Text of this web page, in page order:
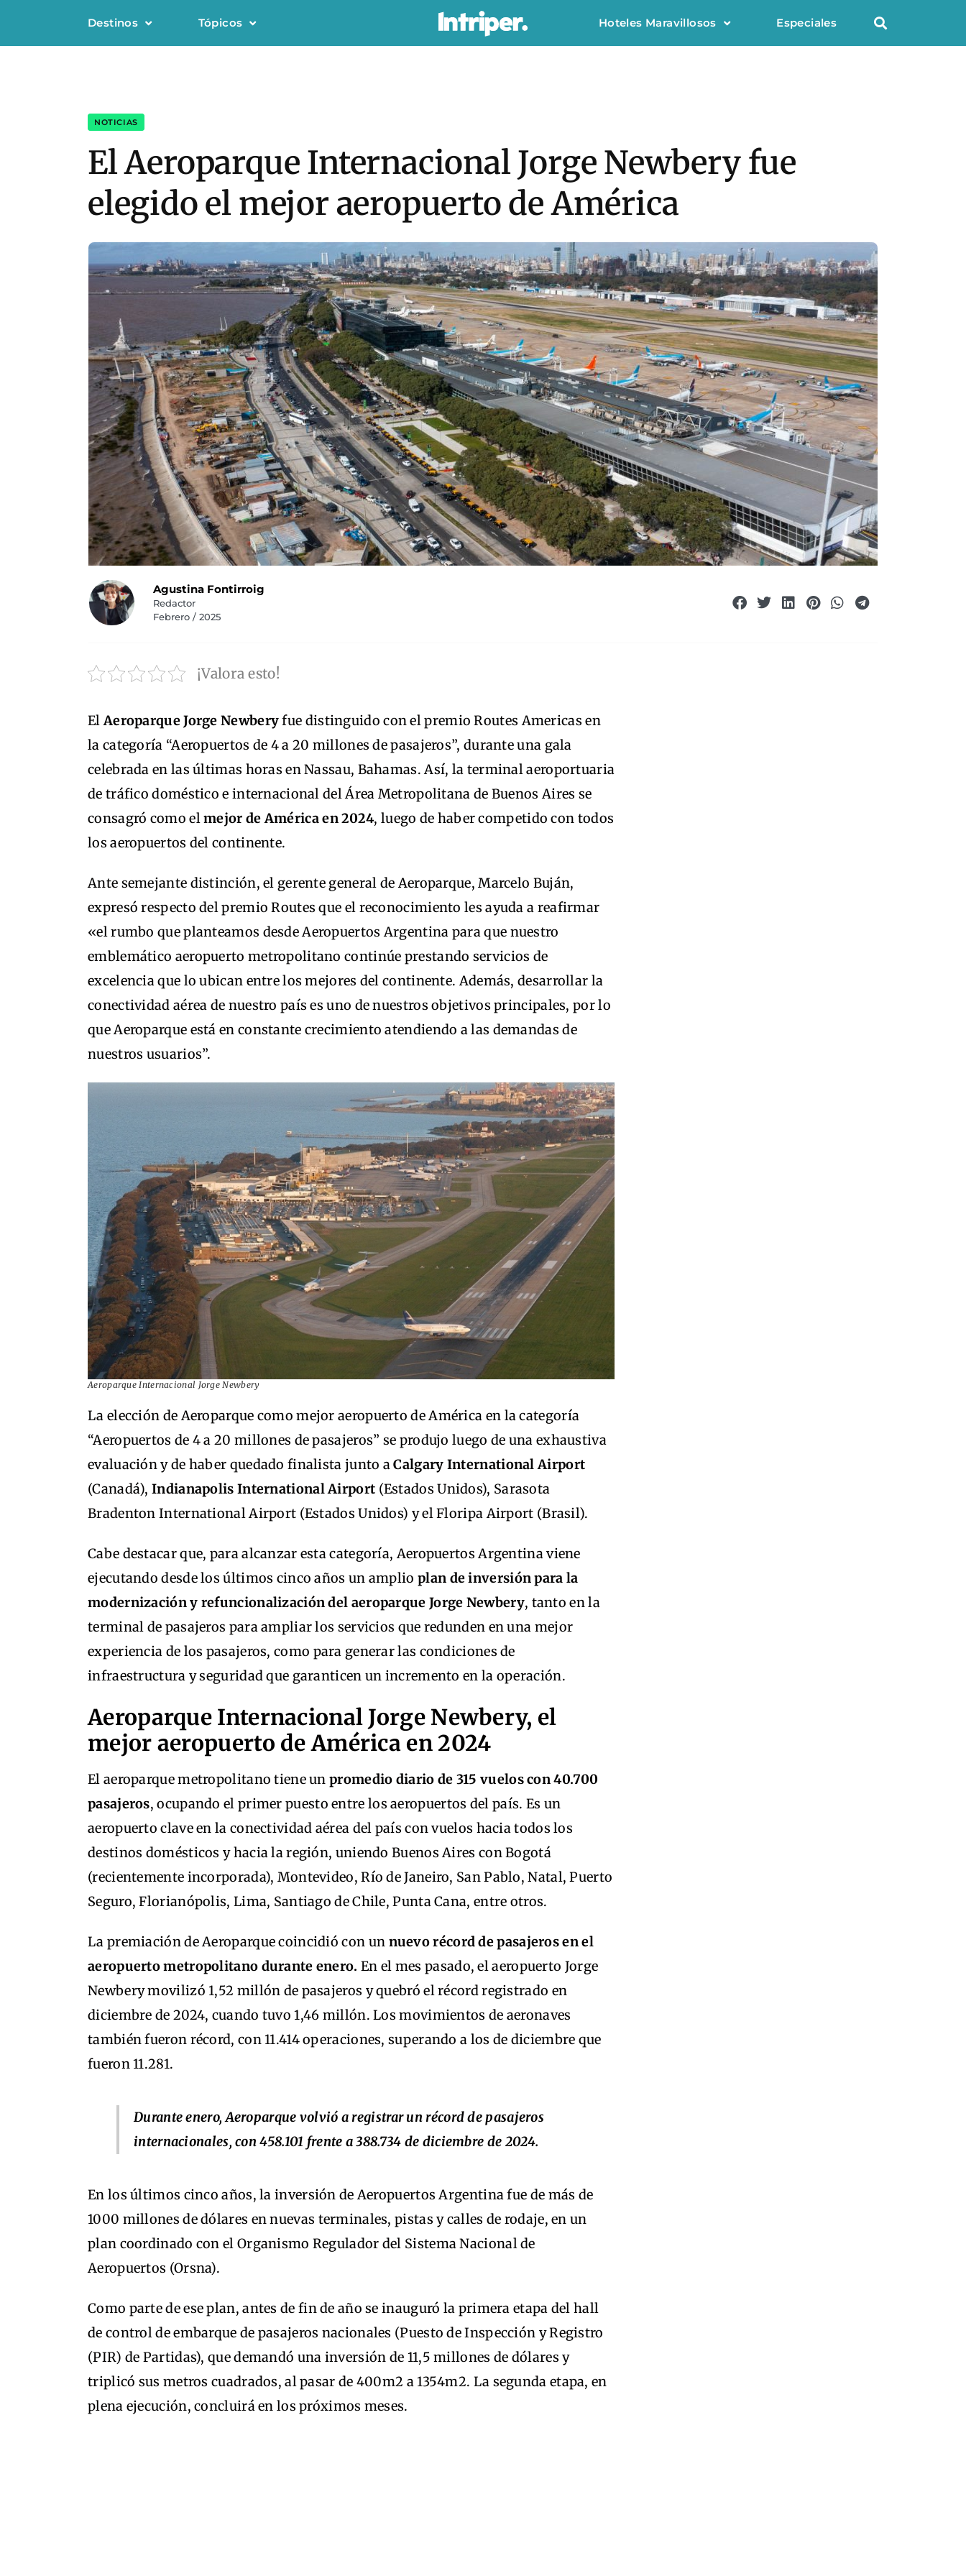
Destinos Tópicos Hoteles Maravillosos Especiales
NOTICIAS
El Aeroparque Internacional Jorge Newbery fue
elegido el mejor aeropuerto de América
Agustina Fontirroig
Redactor
Febrero / 2025
¡Valora esto!
ElAeroparque Jorge Newberyfue distinguido con el premio Routes Americas en
la categoría “Aeropuertos de 4 a 20 millones de pasajeros”, durante una gala
celebrada en las últimas horas en Nassau, Bahamas. Así, la terminal aeroportuaria
de tráfico doméstico e internacional del Área Metropolitana de Buenos Aires se
consagró como elmejor de América en 2024, luego de haber competido con todos
los aeropuertos del continente.
Ante semejante distinción, el gerente general de Aeroparque, Marcelo Buján,
expresó respecto del premio Routes que el reconocimiento les ayuda a reafirmar
«el rumbo que planteamos desde Aeropuertos Argentina para que nuestro
emblemático aeropuerto metropolitano continúe prestando servicios de
excelencia que lo ubican entre los mejores del continente. Además, desarrollar la
conectividad aérea de nuestro país es uno de nuestros objetivos principales, por lo
que Aeroparque está en constante crecimiento atendiendo a las demandas de
nuestros usuarios”.
Aeroparque Internacional Jorge Newbery
La elección de Aeroparque como mejor aeropuerto de América en la categoría
“Aeropuertos de 4 a 20 millones de pasajeros” se produjo luego de una exhaustiva
evaluación y de haber quedado finalista junto aCalgary International Airport
(Canadá),Indianapolis International Airport (Estados Unidos), Sarasota
Bradenton International Airport (Estados Unidos) y el Floripa Airport (Brasil).
Cabe destacar que, para alcanzar esta categoría, Aeropuertos Argentina viene
ejecutando desde los últimos cinco años un amplio plan de inversión para la
modernización y refuncionalización del aeroparque Jorge Newbery, tanto en la
terminal de pasajeros para ampliar los servicios que redunden en una mejor
experiencia de los pasajeros, como para generar las condiciones de
infraestructura y seguridad que garanticen un incremento en la operación.
Aeroparque Internacional Jorge Newbery, el
mejor aeropuerto de América en 2024
El aeroparque metropolitano tiene unpromedio diario de 315 vuelos con 40.700
pasajeros, ocupando el primer puesto entre los aeropuertos del país. Es un
aeropuerto clave en la conectividad aérea del país con vuelos hacia todos los
destinos domésticos y hacia la región, uniendo Buenos Aires con Bogotá
(recientemente incorporada), Montevideo, Río de Janeiro, San Pablo, Natal, Puerto
Seguro, Florianópolis, Lima, Santiago de Chile, Punta Cana, entre otros.
La premiación de Aeroparque coincidió con un nuevo récord de pasajeros en el
aeropuerto metropolitano durante enero. En el mes pasado, el aeropuerto Jorge
Newbery movilizó 1,52 millón de pasajeros y quebró el récord registrado en
diciembre de 2024, cuando tuvo 1,46 millón. Los movimientos de aeronaves
también fueron récord, con 11.414 operaciones, superando a los de diciembre que
fueron 11.281.
Durante enero, Aeroparque volvió a registrar un récord de pasajeros
internacionales, con 458.101 frente a 388.734 de diciembre de 2024.
En los últimos cinco años, la inversión de Aeropuertos Argentina fue de más de
1000 millones de dólares en nuevas terminales, pistas y calles de rodaje, en un
plan coordinado con el Organismo Regulador del Sistema Nacional de
Aeropuertos (Orsna).
Como parte de ese plan, antes de fin de año se inauguró la primera etapa del hall
de control de embarque de pasajeros nacionales (Puesto de Inspección y Registro
(PIR) de Partidas), que demandó una inversión de 11,5 millones de dólares y
triplicó sus metros cuadrados, al pasar de 400m2 a 1354m2. La segunda etapa, en
plena ejecución, concluirá en los próximos meses.